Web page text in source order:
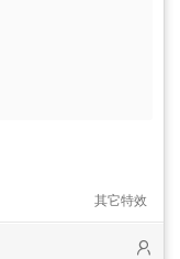
其它特效